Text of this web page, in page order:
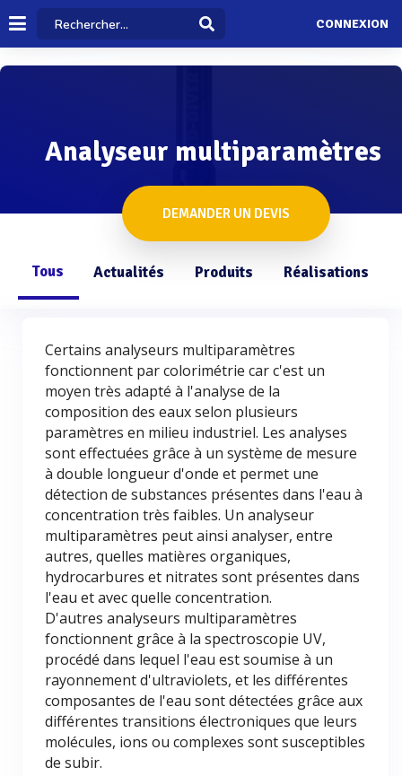
CONNEXION
Analyseur multiparamètres
DEMANDER UN DEVIS
Tous Actualités Produits Réalisations
Certains analyseurs multiparamètres
fonctionnent par colorimétrie car c'est un
moyen très adapté à l'analyse de la
composition des eaux selon plusieurs
paramètres en milieu industriel. Les analyses
sont effectuées grâce à un système de mesure
à double longueur d'onde et permet une
détection de substances présentes dans l'eau à
concentration très faibles. Un analyseur
multiparamètres peut ainsi analyser, entre
autres, quelles matières organiques,
hydrocarbures et nitrates sont présentes dans
l'eau et avec quelle concentration.
D'autres analyseurs multiparamètres
fonctionnent grâce à la spectroscopie UV,
procédé dans lequel l'eau est soumise à un
rayonnement d'ultraviolets, et les différentes
composantes de l'eau sont détectées grâce aux
différentes transitions électroniques que leurs
molécules, ions ou complexes sont susceptibles
de subir.